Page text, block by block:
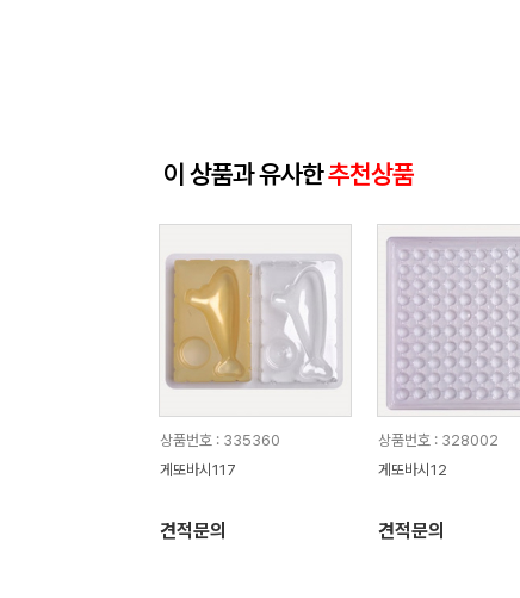
이 상품과 유사한추천상품
상품번호 : 335360
게또바시117
견적문의
상품번호 : 328002
게또바시12
견적문의